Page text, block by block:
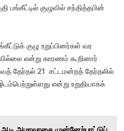
பங்கீட்டில் குழுவில் சந்தித்தபின்
குழு உறுப்பினர்கள் வர
என்று காரணம் கூறினார்
தேர்தல் 21 சட்டமன்றத் தேர்தலில்
என்று உறுதியாகக்